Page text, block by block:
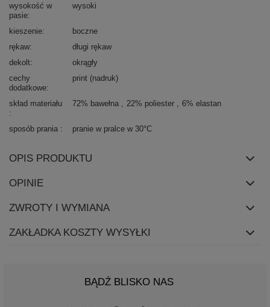
wysokość w
pasie
wysoki
kieszenie
boczne
rękaw
długi rękaw
dekolt
okrągły
cechy
dodatkowe
print (nadruk)
skład materiału 72% bawełna 22% poliester 6% elastan
sposób prania pranie w pralce w 30°C
OPIS PRODUKTU
OPINIE
ZWROTY I WYMIANA
ZAKŁADKA KOSZTY WYSYŁKI
BĄDŹ BLISKO NAS